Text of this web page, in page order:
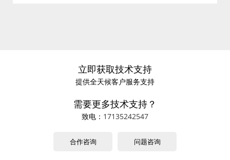
立即获取技术支持
提供全天候客户服务支持
需要更多技术支持？
致电： 17135242547
合作咨询 问题咨询